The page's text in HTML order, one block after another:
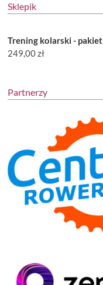
Sklepik
Trening kolarski - pakiet
249,00zł
Partnerzy